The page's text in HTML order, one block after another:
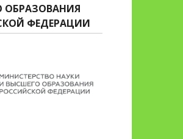
ОБРАЗОВАНИЯ
ФЕДЕРАЦИИ